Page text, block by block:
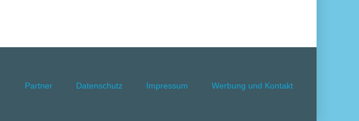
Partner Datenschutz Impressum Werbung und Kontakt